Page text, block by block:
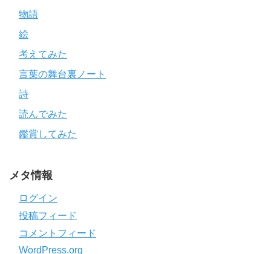
物語
絵
考えてみた
言葉の舞台裏ノート
詩
読んでみた
鑑賞してみた
メタ情報
ログイン
投稿フィード
コメントフィード
WordPress.org